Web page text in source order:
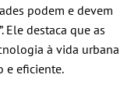
podem e devem
Ele destaca que as
à vida urbana
e eficiente.